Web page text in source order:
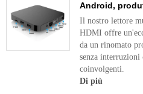
Android,
Il nostro lettore
HDMI offre
da un rinomato
senza interruzioni
coinvolgenti.
Di più